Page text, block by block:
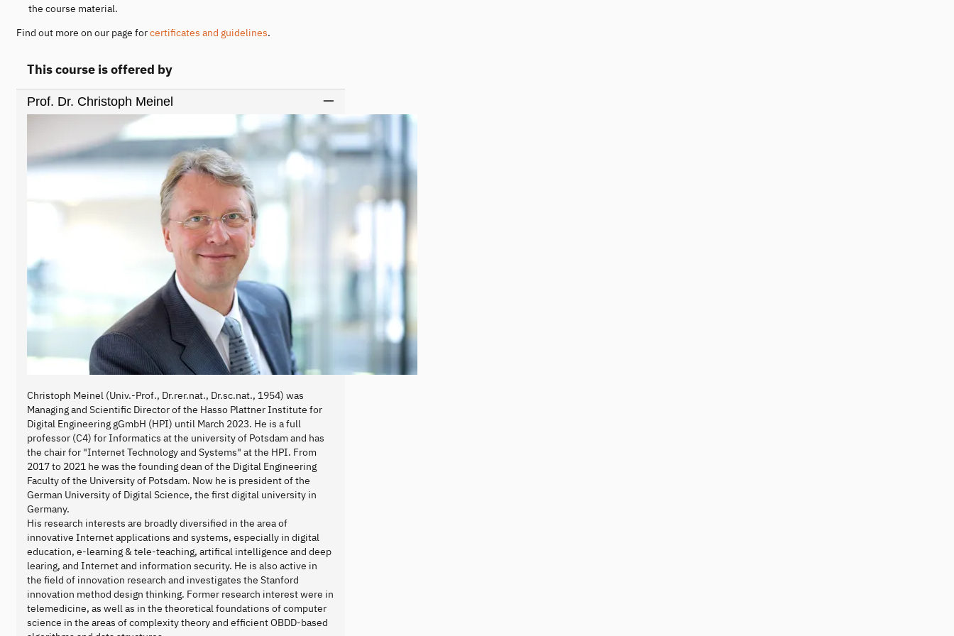
the course material.
Find out more on our page forcertificates and guidelines.
This course is offered by
Prof. Dr. Christoph Meinel
Christoph Meinel (Univ.-Prof., Dr.rer.nat., Dr.sc.nat., 1954) was
Managing and Scientific Director of the Hasso Plattner Institute for
Digital Engineering gGmbH (HPI) until March 2023. He is a full
professor (C4) for Informatics at the university of Potsdam and has
the chair for "Internet Technology and Systems" at the HPI. From
2017 to 2021 he was the founding dean of the Digital Engineering
Faculty of the University of Potsdam. Now he is president of the
German University of Digital Science, the first digital university in
Germany.
His research interests are broadly diversified in the area of
innovative Internet applications and systems, especially in digital
education, e-learning & tele-teaching, artifical intelligence and deep
learing, and Internet and information security. He is also active in
the field of innovation research and investigates the Stanford
innovation method design thinking. Former research interest were in
telemedicine, as well as in the theoretical foundations of computer
science in the areas of complexity theory and efficient OBDD-based